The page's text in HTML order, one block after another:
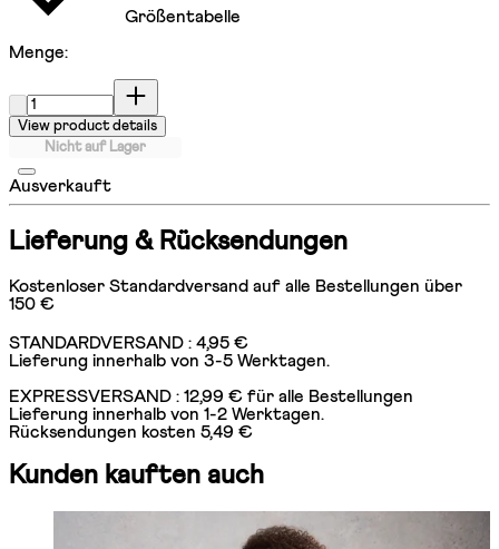
Größentabelle
Menge:
View product details
Nicht auf Lager
Ausverkauft
Lieferung & Rücksendungen
Kostenloser Standardversand auf alle Bestellungen über
150 €
STANDARDVERSAND : 4,95 €
Lieferung innerhalb von 3-5 Werktagen.
EXPRESSVERSAND : 12,99 € für alle Bestellungen
Lieferung innerhalb von 1-2 Werktagen.
Rücksendungen kosten 5,49 €
Kunden kauften auch